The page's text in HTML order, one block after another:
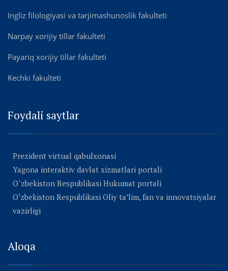
Ingliz filologiyasi va tarjimashunoslik fakulteti
Narpay xorijiy tillar fakulteti
Payariq xorijiy tillar fakulteti
Kechki fakulteti
Foydali saytlar
Prezident virtual qabulxonasi
Yagona interaktiv davlat xizmatlari portali
O`zbekiston Respublikasi Hukumat portali
O‘zbekiston Respublikasi Oliy ta’lim, fan va innovatsiyalar
vazirligi
Aloqa